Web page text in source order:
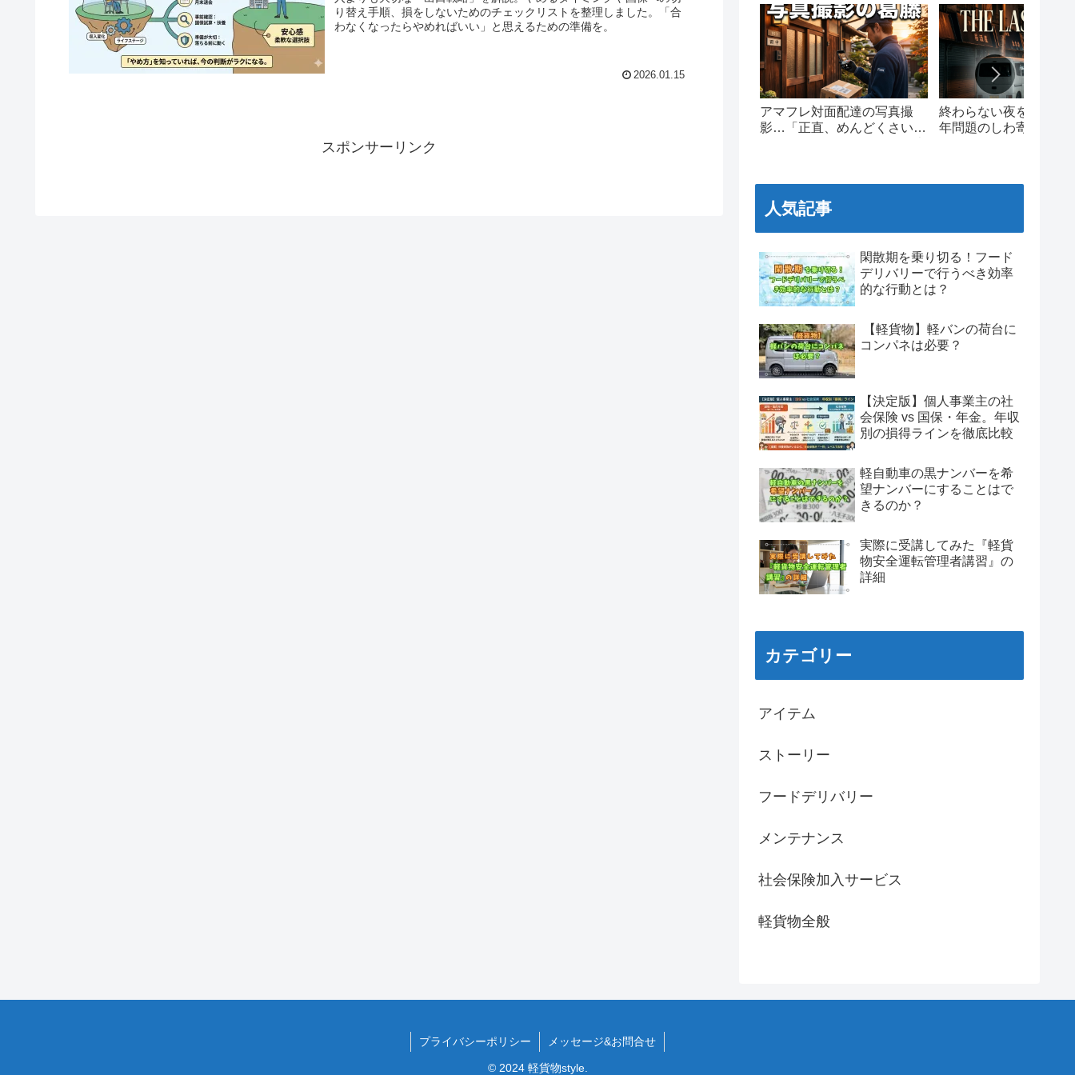
り替え手順、損をしないためのチェックリストを整理しました。「合
わなくなったらやめればいい」と思えるための準備を。
2026.01.15
スポンサーリンク
アマフレ対面配達の写真撮
影…「正直、めんどくさい」
終わらない夜を走る。
年問題のしわ寄せと、
人気記事
閑散期を乗り切る！フード
デリバリーで行うべき効率
的な行動とは？
【軽貨物】軽バンの荷台に
コンパネは必要？
【決定版】個人事業主の社
会保険 vs 国保・年金。年収
別の損得ラインを徹底比較
軽自動車の黒ナンバーを希
望ナンバーにすることはで
きるのか？
実際に受講してみた『軽貨
物安全運転管理者講習』の
詳細
カテゴリー
アイテム
ストーリー
フードデリバリー
メンテナンス
社会保険加入サービス
軽貨物全般
プライバシーポリシー メッセージ&お問合せ
© 2024 軽貨物style.